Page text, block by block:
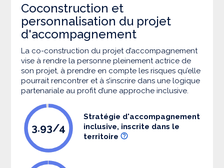
Coconstruction et
personnalisation du projet
d'accompagnement
La co-construction du projet d’accompagnement
vise à rendre la personne pleinement actrice de
son projet, à prendre en compte les risques qu’elle
pourrait rencontrer et à s’inscrire dans une logique
partenariale au profit d’une approche inclusive.
3.93/4
Stratégie d'accompagnement
inclusive, inscrite dans le
territoire